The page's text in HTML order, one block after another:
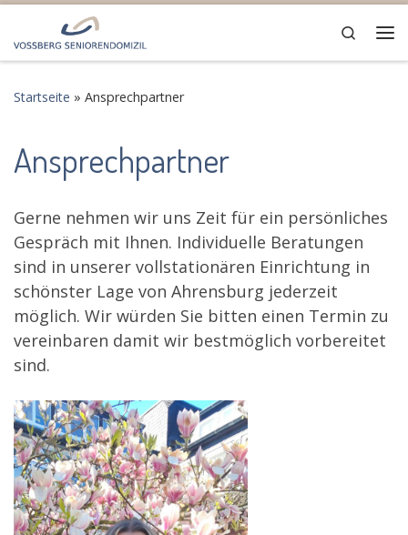
Zum Inhalt springen
Search
Startseite » Ansprechpartner
Ansprechpartner
Gerne nehmen wir uns Zeit für ein persönliches
Gespräch mit Ihnen. Individuelle Beratungen
sind in unserer vollstationären Einrichtung in
schönster Lage von Ahrensburg jederzeit
möglich. Wir würden Sie bitten einen Termin zu
vereinbaren damit wir bestmöglich vorbereitet
sind.